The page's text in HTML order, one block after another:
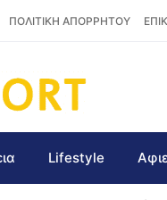
ΠΟΛΙΤΙΚΗ ΑΠΟΡΡΗΤΟΥ
Lifestyle